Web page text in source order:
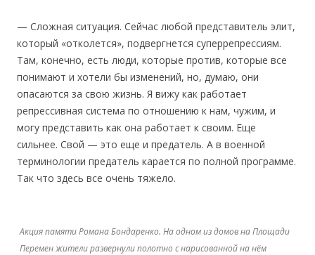
— Сложная ситуация. Сейчас любой представитель элит,
который «отколется», подвергнется суперрепрессиям.
Там, конечно, есть люди, которые против, которые все
понимают и хотели бы изменений, но, думаю, они
опасаются за свою жизнь. Я вижу как работает
репрессивная система по отношению к нам, чужим, и
могу представить как она работает к своим. Еще
сильнее. Свой — это еще и предатель. А в военной
терминологии предатель карается по полной программе.
Так что здесь все очень тяжело.
Акция памяти Романа Бондаренко. На одном из домов на Площади
Перемен жители развернули полотно с нарисованной на нём